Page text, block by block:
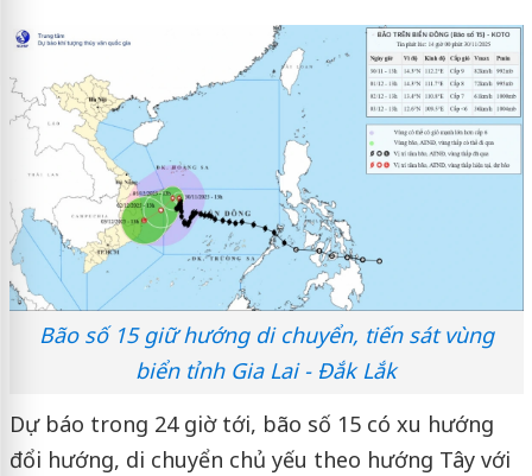
Bão số 15 giữ hướng di chuyển, tiến sát vùng
biển tỉnh Gia Lai - Đắk Lắk
Dự báo trong 24 giờ tới, bão số 15 có xu hướng
đổi hướng, di chuyển chủ yếu theo hướng Tây với